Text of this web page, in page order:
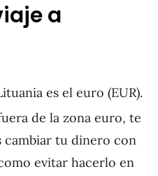
a
es el euro (EUR).
de la zona euro, te
cambiar tu dinero con
evitar hacerlo en